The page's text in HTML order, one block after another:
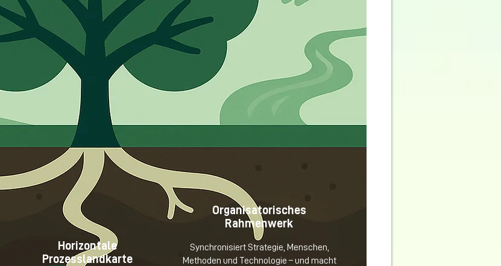
Horizontale
Prozesslandkarte
Organisatorisches
Rahmenwerk
Synchronisiert Strategie, Menschen,
Methoden und Technologie – und macht